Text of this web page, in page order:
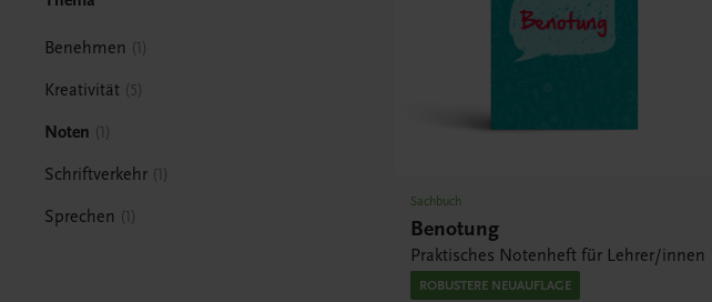
Benehmen 1
Kreativität 5
Noten 1
Schriftverkehr 1
Sprechen 1
Sachbuch
Benotung
Praktisches Notenheft für Lehrer/innen
ROBUSTERE NEUAUFLAGE